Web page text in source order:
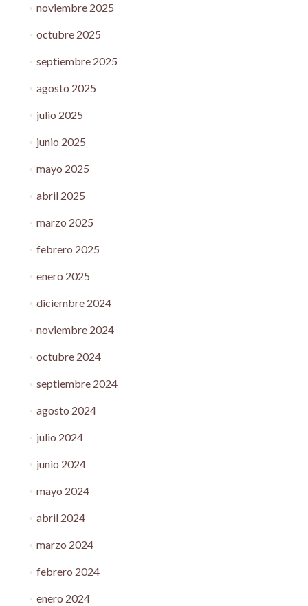
noviembre 2025
octubre 2025
septiembre 2025
agosto 2025
julio 2025
junio 2025
mayo 2025
abril 2025
marzo 2025
febrero 2025
enero 2025
diciembre 2024
noviembre 2024
octubre 2024
septiembre 2024
agosto 2024
julio 2024
junio 2024
mayo 2024
abril 2024
marzo 2024
febrero 2024
enero 2024